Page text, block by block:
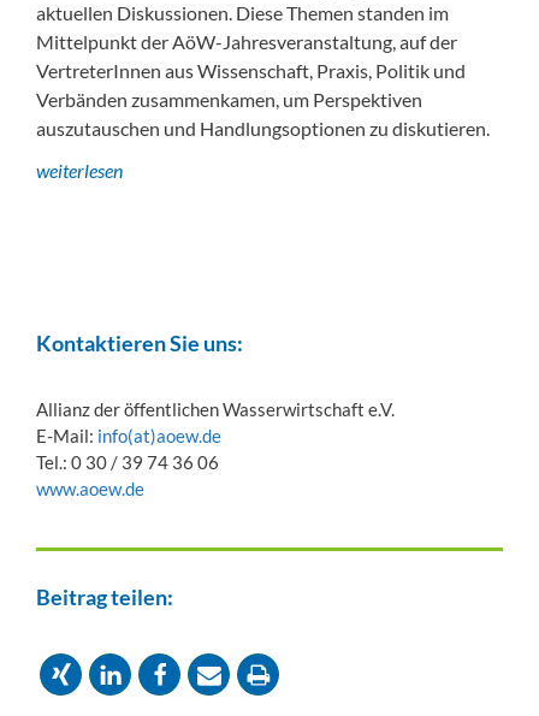
aktuellen Diskussionen. Diese Themen standen im
Mittelpunkt der AöW-Jahresveranstaltung, auf der
VertreterInnen aus Wissenschaft, Praxis, Politik und
Verbänden zusammenkamen, um Perspektiven
auszutauschen und Handlungsoptionen zu diskutieren.
weiterlesen
Kontaktieren Sie uns:
Allianz der öffentlichen Wasserwirtschaft e.V.
E-Mail: info(at)aoew.de
Tel.: 0 30 / 39 74 36 06
www.aoew.de
Beitrag teilen: